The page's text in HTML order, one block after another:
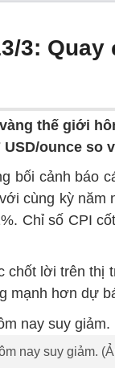
3:
thế giới
USD/ounce so
bối cảnh báo
cùng kỳ
Chỉ số CPI
chốt lời trên thị
mạnh hơn dự
nay suy giảm.